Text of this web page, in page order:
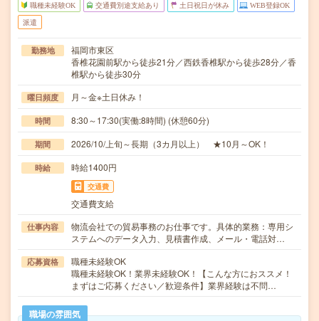
職種未経験OK 交通費別途支給あり 土日祝日が休み WEB登録OK
派遣
勤務地
福岡市東区
香椎花園前駅から徒歩21分／西鉄香椎駅から徒歩28分／香
椎駅から徒歩30分
曜日頻度 月～金※土日休み！
時間 8:30～17:30(実働:8時間) (休憩60分)
期間 2026/10/上旬～長期（3カ月以上） ★10月～OK！
時給 時給1400円
交通費
交通費支給
仕事内容
物流会社での貿易事務のお仕事です。具体的業務：専用シ
ステムへのデータ入力、見積書作成、メール・電話対…
応募資格
職種未経験OK
職種未経験OK！業界未経験OK！【こんな方におススメ！
まずはご応募ください／歓迎条件】業界経験は不問…
職場の雰囲気